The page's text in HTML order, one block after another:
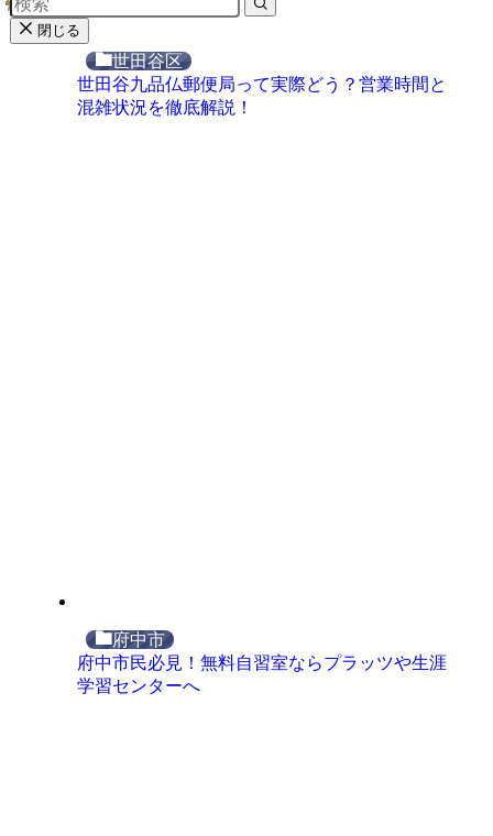
世田谷区
世田谷九品仏郵便局って実際どう？営業時間と
混雑状況を徹底解説！
府中市
府中市民必見！無料自習室ならプラッツや生涯
学習センターへ
閉じる